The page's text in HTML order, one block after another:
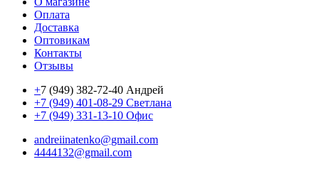
Оплата
Доставка
Оптовикам
Контакты
Отзывы
+7 (949) 382-72-40 Андрей
+7 (949) 401-08-29 Светлана
+7 (949) 331-13-10 Офис
andreiinatenko@gmail.com
4444132@gmail.com